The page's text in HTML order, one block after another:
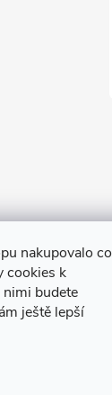
nakupovalo co
cookies k
budete
ještě lepší